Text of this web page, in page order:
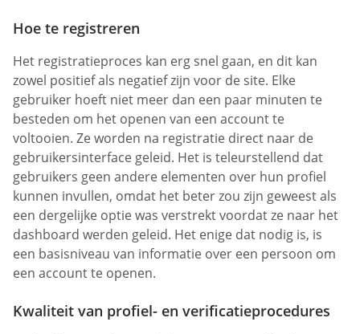
Hoe te registreren
Het registratieproces kan erg snel gaan, en dit kan
zowel positief als negatief zijn voor de site. Elke
gebruiker hoeft niet meer dan een paar minuten te
besteden om het openen van een account te
voltooien. Ze worden na registratie direct naar de
gebruikersinterface geleid. Het is teleurstellend dat
gebruikers geen andere elementen over hun profiel
kunnen invullen, omdat het beter zou zijn geweest als
een dergelijke optie was verstrekt voordat ze naar het
dashboard werden geleid. Het enige dat nodig is, is
een basisniveau van informatie over een persoon om
een account te openen.
Kwaliteit van profiel- en verificatieprocedures